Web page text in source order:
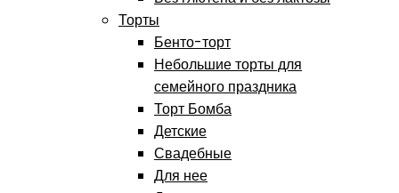
Торты
Бенто-торт
Небольшие торты для
семейного праздника
Торт Бомба
Детские
Свадебные
Для нее